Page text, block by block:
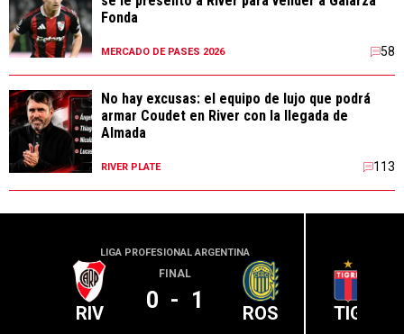
Fonda
MERCADO DE PASES 2026 58
No hay excusas: el equipo de lujo que podrá
armar Coudet en River con la llegada de
Almada
RIVER PLATE 113
LIGA PROFESIONAL ARGENTINA
RIV
FINAL
0 - 1 ROS TIG